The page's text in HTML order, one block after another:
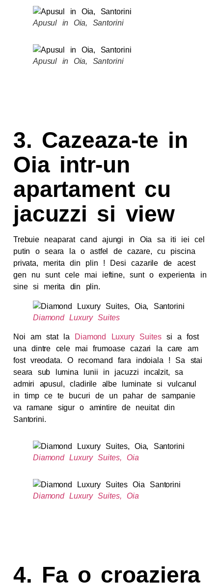
Apusul in Oia, Santorini
Apusul in Oia, Santorini
3. Cazeaza-te in
Oia intr-un
apartament cu
jacuzzi si view
Trebuie neaparat cand ajungi in Oia sa iti iei cel
putin o seara la o astfel de cazare, cu piscina
privata, merita din plin ! Desi cazarile de acest
gen nu sunt cele mai ieftine, sunt o experienta in
sine si merita din plin.
Diamond Luxury Suites
Noi am stat la Diamond Luxury Suitessi a fost
una dintre cele mai frumoase cazari la care am
fost vreodata. O recomand fara indoiala ! Sa stai
seara sub lumina lunii in jacuzzi incalzit, sa
admiri apusul, cladirile albe luminate si vulcanul
in timp ce te bucuri de un pahar de sampanie
va ramane sigur o amintire de neuitat din
Santorini.
Diamond Luxury Suites, Oia
Diamond Luxury Suites, Oia
4. Fa o croaziera